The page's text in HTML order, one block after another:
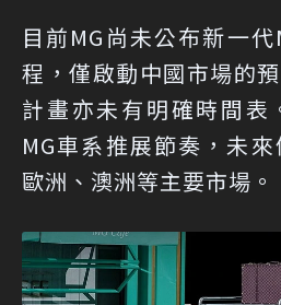
目前MG尚未公布新一
程，僅啟動中國市場的
計畫亦未有明確時間表
MG車系推展節奏，未
歐洲、澳洲等主要市場。